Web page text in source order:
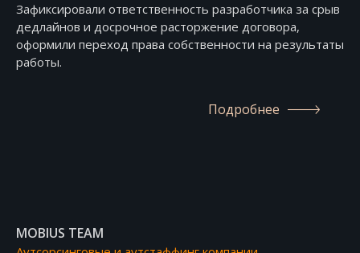
Зафиксировали ответственность разработчика за срыв
дедлайнов и досрочное расторжение договора,
оформили переход права собственности на результаты
работы.
Подробнее
MOBIUS TEAM